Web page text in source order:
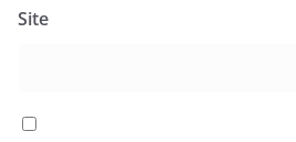
Site